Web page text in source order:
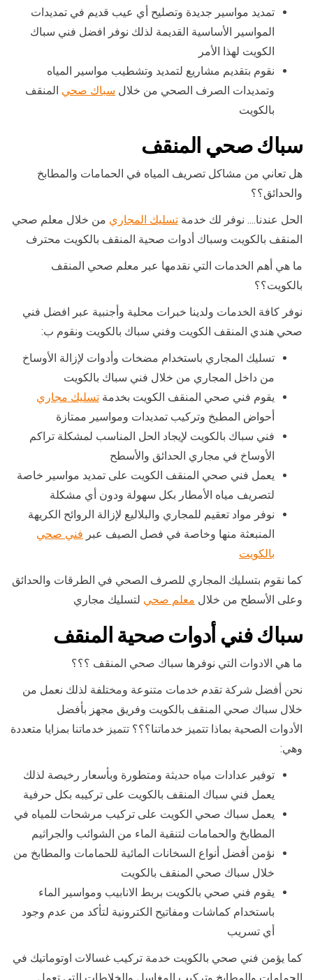
تمديد مواسير جديدة وتصليح أي عيب قديم في تمديدات
المواسير الأساسية القديمة لذلك نوفر افضل فني سباك
الكويت لهذا الأمر
نقوم بتقديم مشاريع لتمديد وتشطيب مواسير المياه
وتمديدات الصرف الصحي من خلال سباك صحي المنقف
بالكويت
سباك صحي المنقف
هل تعاني من مشاكل تصريف المياه في الحمامات والمطابخ
والحدائق؟؟
الحل عندنا…. نوفر لك خدمة تسليك المجاري من خلال معلم صحي
المنقف بالكويت وسباك أدوات صحية المنقف بالكويت محترف
ما هي أهم الخدمات التي نقدمها عبر معلم صحي المنقف
بالكويت؟؟
نوفر كافة الخدمات ولدينا خبرات محلية وأجنبية عبر افضل فني
صحي هندي المنقف الكويت وفني سباك بالكويت ونقوم ب:
تسليك المجاري باستخدام مضخات وأدوات لإزالة الأوساخ
من داخل المجاري من خلال فني سباك بالكويت
يقوم فني صحي المنقف الكويت بخدمة تسليك مجاري
أحواض المطبخ وتركيب تمديدات ومواسير ممتازة
فني سباك بالكويت لإيجاد الحل المناسب لمشكلة تراكم
الأوساخ في مجاري الحدائق والأسطح
يعمل فني صحي المنقف الكويت على تمديد مواسير خاصة
لتصريف مياه الأمطار بكل سهولة ودون أي مشكلة
نوفر مواد تعقيم للمجاري والبلاليع لإزالة الروائح الكريهة
المنبعثة منها وخاصة في فصل الصيف عبر فني صحي
بالكويت
كما نقوم بتسليك المجاري للصرف الصحي في الطرقات والحدائق
وعلى الأسطح من خلال معلم صحي لتسليك مجاري
سباك فني أدوات صحية المنقف
ما هي الادوات التي نوفرها سباك صحي المنقف ؟؟؟
نحن أفضل شركة تقدم خدمات متنوعة ومختلفة لذلك نعمل من
خلال سباك صحي المنقف بالكويت وفريق مجهز بأفضل
الأدوات الصحية بماذا تتميز خدماتنا؟؟؟ تتميز خدماتنا بمزايا متعددة
وهي:
توفير عدادات مياه حديثة ومتطورة وبأسعار رخيصة لذلك
يعمل فني سباك المنقف بالكويت على تركيبه بكل حرفية
يعمل سباك صحي الكويت على تركيب مرشحات للمياه في
المطابخ والحمامات لتنقية الماء من الشوائب والجراثيم
نؤمن أفضل أنواع السخانات المائية للحمامات والمطابخ من
خلال سباك صحي المنقف بالكويت
يقوم فني صحي بالكويت بربط الانابيب ومواسير الماء
باستخدام كماشات ومفاتيح الكترونية لتأكد من عدم وجود
أي تسريب
كما يؤمن فني صحي بالكويت خدمة تركيب غسالات اوتوماتيك في